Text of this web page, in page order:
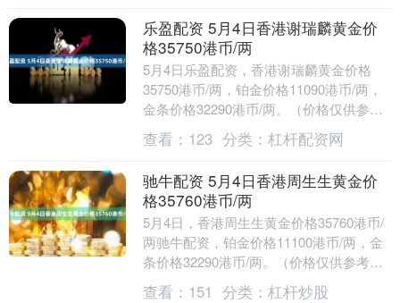
乐盈配资 5月4日香港谢瑞麟黄金价
格35750港币/两
5月4日乐盈配资，香港谢瑞麟黄金价格
35750港币/两，铂金价格11090港币/两，
金条价格32290港币/两。（价格仅供参
考，以门店实际为准）同日上海黄金交
易....
查看： 123 分类： 杠杆配资网
驰牛配资 5月4日香港周生生黄金价
格35760港币/两
5月4日，香港周生生黄金价格35760港币/
两驰牛配资，铂金价格11100港币/两，金
条价格32290港币/两。（价格仅供参考，
以门店实际为准）同日上海黄金交易....
查看： 151 分类： 杠杆炒股